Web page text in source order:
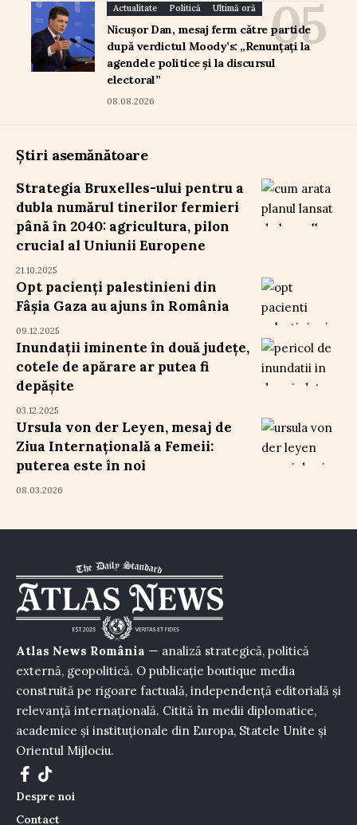
Actualitate Politică Ultimă oră
Nicușor Dan, mesaj ferm către partide
după verdictul Moody’s: „Renunțați la
agendele politice și la discursul
electoral”
08.08.2026
Știri asemănătoare
Strategia Bruxelles-ului pentru a
dubla numărul tinerilor fermieri
până în 2040: agricultura, pilon
crucial al Uniunii Europene
21.10.2025
Opt pacienți palestinieni din
Fâșia Gaza au ajuns în România
09.12.2025
Inundații iminente în două județe,
cotele de apărare ar putea fi
depășite
03.12.2025
Ursula von der Leyen, mesaj de
Ziua Internațională a Femeii:
puterea este în noi
08.03.2026
Atlas News România — analiză strategică, politică
externă, geopolitică. O publicație boutique media
construită pe rigoare factuală, independență editorială și
relevanță internațională. Citită în medii diplomatice,
academice și instituționale din Europa, Statele Unite și
Orientul Mijlociu.
Despre noi
Contact